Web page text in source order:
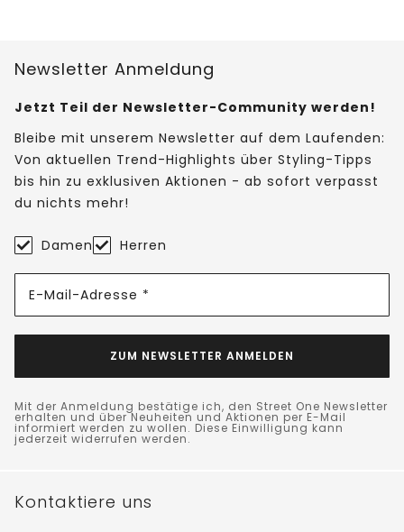
Newsletter Anmeldung
Jetzt Teil der Newsletter-Community werden!
Bleibe mit unserem Newsletter auf dem Laufenden:
Von aktuellen Trend-Highlights über Styling-Tipps
bis hin zu exklusiven Aktionen - ab sofort verpasst
du nichts mehr!
Damen Herren
E-Mail-Adresse *
ZUM NEWSLETTER ANMELDEN
Mit der Anmeldung bestätige ich, den Street One Newsletter
erhalten und über Neuheiten und Aktionen per E-Mail
informiert werden zu wollen. Diese Einwilligung kann
jederzeit widerrufen werden.
Kontaktiere uns